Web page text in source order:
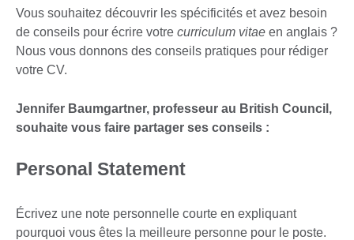
Vous souhaitez découvrir les spécificités et avez besoin
de conseils pour écrire votre curriculum vitae en anglais ?
Nous vous donnons des conseils pratiques pour rédiger
votre CV.
Jennifer Baumgartner, professeur au British Council,
souhaite vous faire partager ses conseils :
Personal Statement
Écrivez une note personnelle courte en expliquant
pourquoi vous êtes la meilleure personne pour le poste.